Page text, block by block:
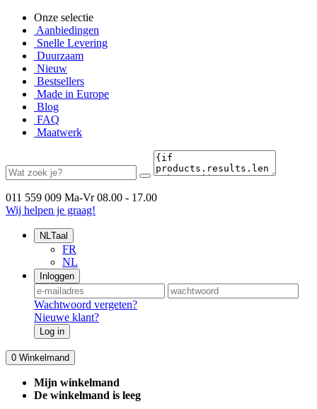
Onze selectie
Aanbiedingen
Snelle Levering
Duurzaam
Nieuw
Bestsellers
Made in Europe
Blog
FAQ
Maatwerk
011 559 009 Ma-Vr 08.00 - 17.00
Wij helpen je graag!
NLTaal
FR
NL
Inloggen
Wachtwoord vergeten?
Nieuwe klant?
Log in
0 Winkelmand
Mijn winkelmand
De winkelmand is leeg